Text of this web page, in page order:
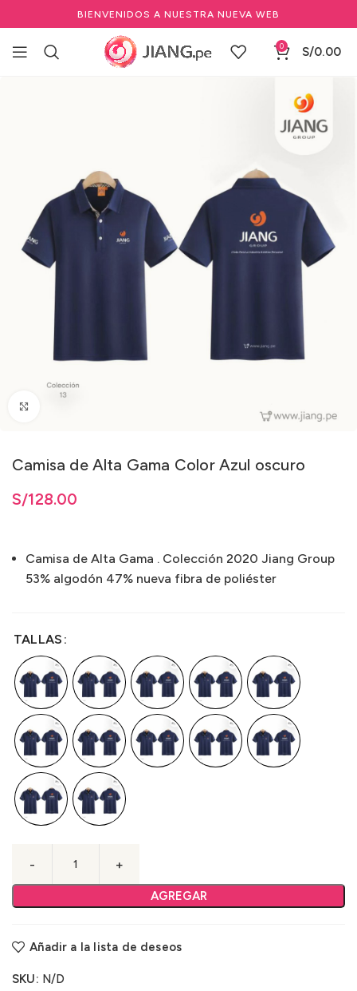
BIENVENIDOS A NUESTRA NUEVA WEB
0 S/0.00
Camisa de Alta Gama Color Azul oscuro
S/128.00
S/128.00
Camisa de Alta Gama . Colección 2020 Jiang Group
53% algodón 47% nueva fibra de poliéster
TALLAS
AGREGAR
Añadir a la lista de deseos
SKU: N/D